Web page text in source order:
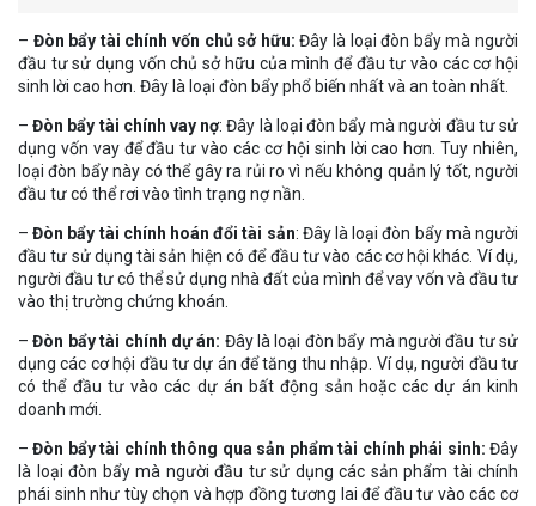
– Đòn bẩy tài chính vốn chủ sở hữu: Đây là loại đòn bẩy mà người
đầu tư sử dụng vốn chủ sở hữu của mình để đầu tư vào các cơ hội
sinh lời cao hơn. Đây là loại đòn bẩy phổ biến nhất và an toàn nhất.
–Đòn bẩy tài chính vay nợ: Đây là loại đòn bẩy mà người đầu tư sử
dụng vốn vay để đầu tư vào các cơ hội sinh lời cao hơn. Tuy nhiên,
loại đòn bẩy này có thể gây ra rủi ro vì nếu không quản lý tốt, người
đầu tư có thể rơi vào tình trạng nợ nần.
–Đòn bẩy tài chính hoán đổi tài sản: Đây là loại đòn bẩy mà người
đầu tư sử dụng tài sản hiện có để đầu tư vào các cơ hội khác. Ví dụ,
người đầu tư có thể sử dụng nhà đất của mình để vay vốn và đầu tư
vào thị trường chứng khoán.
–Đòn bẩy tài chính dự án: Đây là loại đòn bẩy mà người đầu tư sử
dụng các cơ hội đầu tư dự án để tăng thu nhập. Ví dụ, người đầu tư
có thể đầu tư vào các dự án bất động sản hoặc các dự án kinh
doanh mới.
–Đòn bẩy tài chính thông qua sản phẩm tài chính phái sinh: Đây
là loại đòn bẩy mà người đầu tư sử dụng các sản phẩm tài chính
phái sinh như tùy chọn và hợp đồng tương lai để đầu tư vào các cơ